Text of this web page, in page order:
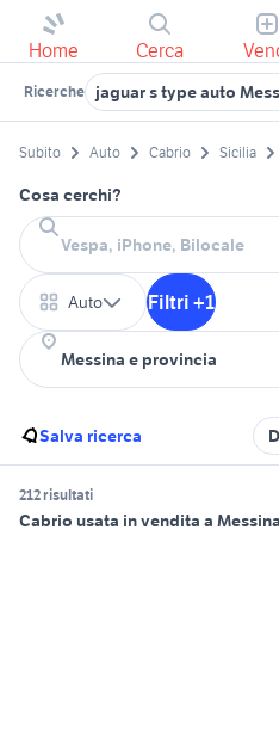
Home Cerca
Ricerche jaguar s type auto
Subito Auto Cabrio Sicilia
Cosa cerchi?
Auto Filtri +1
Salva ricerca
212 risultati
Cabrio usata in vendita a